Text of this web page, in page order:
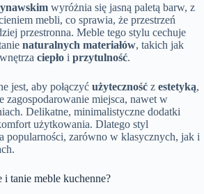
wyróżnia się jasną paletą barw, z
mebli, co sprawia, że przestrzeń
przestronna. Meble tego stylu cechuje
naturalnych materiałów, takich jak
ciepło i przytulność.
jest, aby połączyć użyteczność z estetyką,
zagospodarowanie miejsca, nawet w
Delikatne, minimalistyczne dodatki
użytkowania. Dlatego styl
popularności, zarówno w klasycznych, jak i
tanie meble kuchenne?